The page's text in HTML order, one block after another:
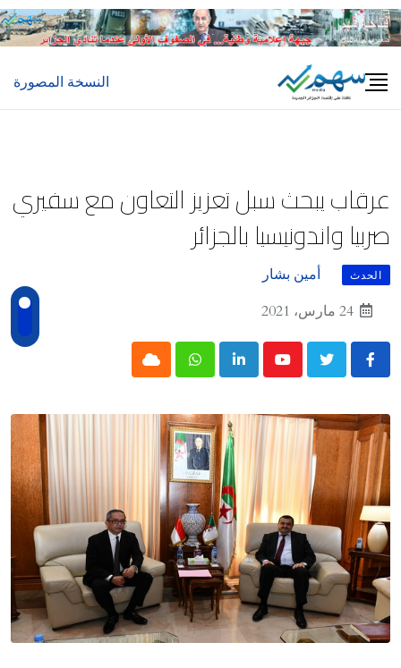
Skip
to
النسخة المصورة
عرقاب يبحث سبل تعزيز التعاون مع سفيري
صربيا واندونيسيا بالجزائر
الحدث
أمين بشار
24 مارس، 2021
Youtube
LinkedIn
Whatsapp
Cloud